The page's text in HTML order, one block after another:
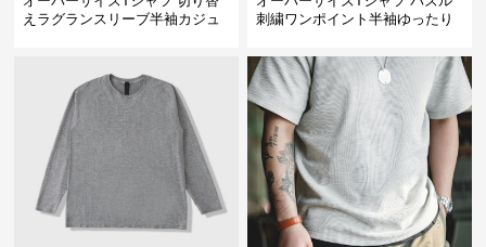
えラグランスリーブ半袖カジュ
刺繍ワンポイント半袖ゆったり